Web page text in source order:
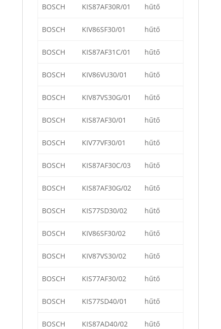
BOSCH KIS87AF30R/01 hűtő
BOSCH KIV86SF30/01 hűtő
BOSCH KIS87AF31C/01 hűtő
BOSCH KIV86VU30/01 hűtő
BOSCH KIV87VS30G/01 hűtő
BOSCH KIS87AF30/01 hűtő
BOSCH KIV77VF30/01 hűtő
BOSCH KIS87AF30C/03 hűtő
BOSCH KIS87AF30G/02 hűtő
BOSCH KIS77SD30/02 hűtő
BOSCH KIV86SF30/02 hűtő
BOSCH KIV87VS30/02 hűtő
BOSCH KIS77AF30/02 hűtő
BOSCH KIS77SD40/01 hűtő
BOSCH KIS87AD40/02 hűtő